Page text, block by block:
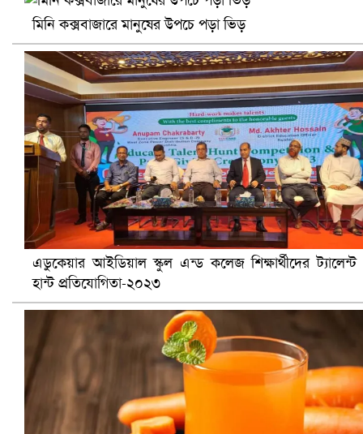
খুলনায় বিএনপি অফিসে গুলি-বোমা হামলা, নিহত ১
মিনি কক্সবাজারে মানুষের উপচে পড়া ভিড়
এডুকেয়ার আইডিয়াল স্কুল এন্ড কলেজ শিক্ষার্থীদের ট্যালেন্ট
হান্ট প্রতিযোগিতা-২০২৩